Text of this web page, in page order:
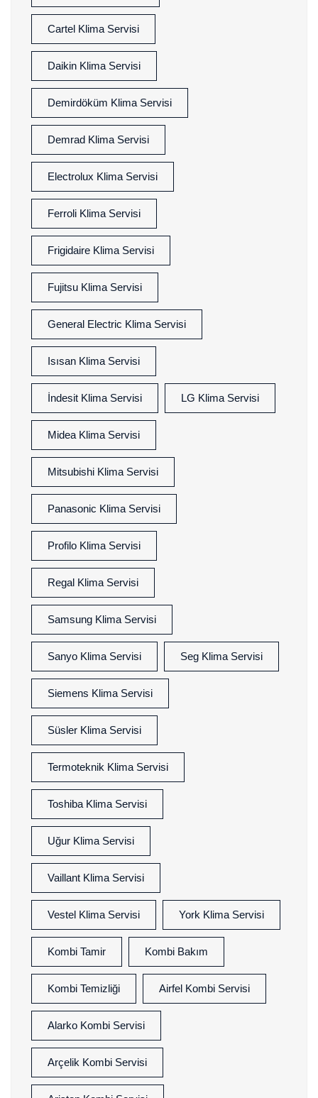
Cartel Klima Servisi
Daikin Klima Servisi
Demirdöküm Klima Servisi
Demrad Klima Servisi
Electrolux Klima Servisi
Ferroli Klima Servisi
Frigidaire Klima Servisi
Fujitsu Klima Servisi
General Electric Klima Servisi
Isısan Klima Servisi
İndesit Klima Servisi LG Klima Servisi
Midea Klima Servisi
Mitsubishi Klima Servisi
Panasonic Klima Servisi
Profilo Klima Servisi
Regal Klima Servisi
Samsung Klima Servisi
Sanyo Klima Servisi Seg Klima Servisi
Siemens Klima Servisi
Süsler Klima Servisi
Termoteknik Klima Servisi
Toshiba Klima Servisi
Uğur Klima Servisi
Vaillant Klima Servisi
Vestel Klima Servisi York Klima Servisi
Kombi Tamir Kombi Bakım
Kombi Temizliği Airfel Kombi Servisi
Alarko Kombi Servisi
Arçelik Kombi Servisi